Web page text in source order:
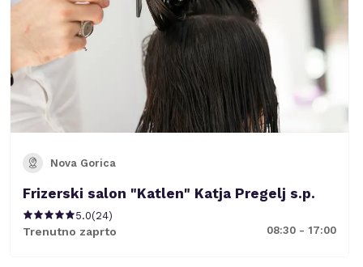
Nova Gorica
Frizerski salon "Katlen" Katja Pregelj s.p.
5.0(24)
Trenutno zaprto 08:30 - 17:00